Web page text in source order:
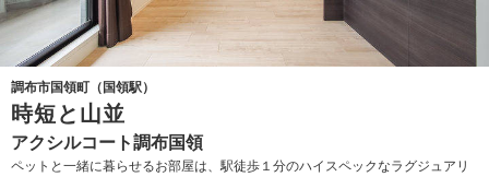
調布市国領町（国領駅）
時短と山並
アクシルコート調布国領
ペットと一緒に暮らせるお部屋は、駅徒歩１分のハイスペックなラグジュアリ